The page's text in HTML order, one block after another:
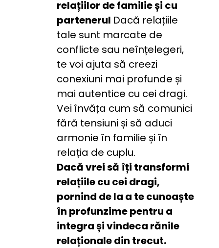
relațiilor de familie și cu
partenerul Dacă relațiile
tale sunt marcate de
conflicte sau neînțelegeri,
te voi ajuta să creezi
conexiuni mai profunde și
mai autentice cu cei dragi.
Vei învăța cum să comunici
fără tensiuni și să aduci
armonie în familie și în
relația de cuplu.
Dacă vrei să îți transformi
relațiile cu cei dragi,
pornind de la a te cunoaște
în profunzime pentru a
integra și vindeca rănile